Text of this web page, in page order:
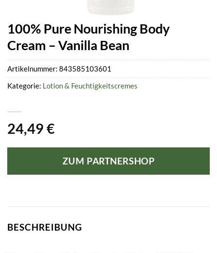
100% Pure Nourishing Body
Cream – Vanilla Bean
24,49 €
ZUM PARTNERSHOP
Artikelnummer: 843585103601
Kategorie: Lotion & Feuchtigkeitscremes
BESCHREIBUNG